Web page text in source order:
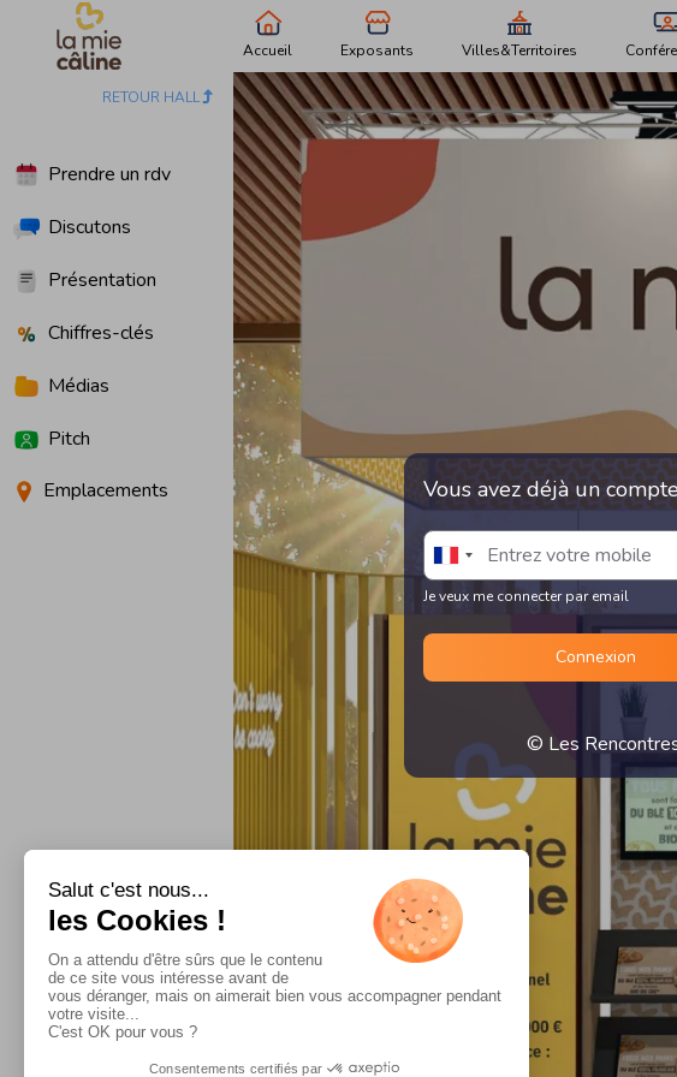
Accueil Exposants Villes&Territoires
RETOUR HALL
Prendre un rdv
Discutons
Présentation
Chiffres-clés
Médias
Pitch
Emplacements
Vous avez déjà un
Je veux me connecter par email
Connexion
© Les